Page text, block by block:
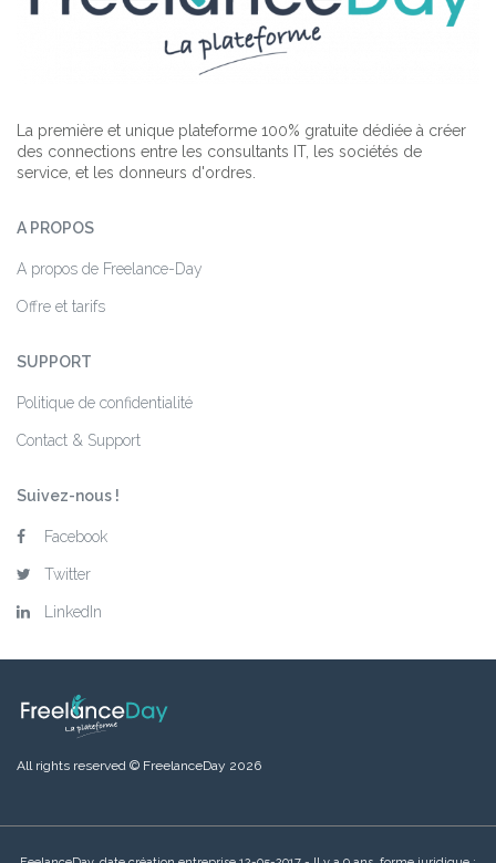
La première et unique plateforme 100% gratuite dédiée à créer
des connections entre les consultants IT, les sociétés de
service, et les donneurs d'ordres.
A PROPOS
A propos de Freelance-Day
Offre et tarifs
SUPPORT
Politique de confidentialité
Contact & Support
Suivez-nous !
Facebook
Twitter
LinkedIn
All rights reserved © FreelanceDay 2026